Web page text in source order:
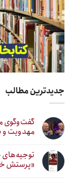
جدیدترین مطالب
گفت‌وگوی
مهدویت
توجیه‌های
«پرستش